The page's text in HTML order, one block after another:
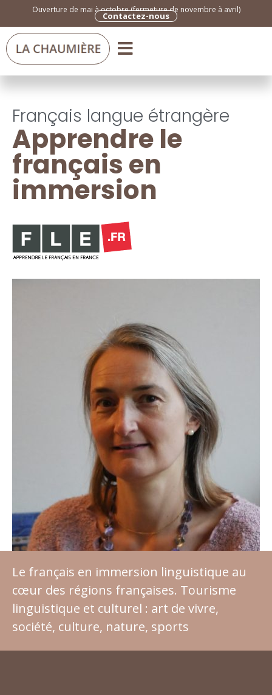
Ouverture de mai à octobre (fermeture de novembre à avril)
Contactez-nous
Français langue étrangère
Apprendre le
français en
immersion
Le français en immersion linguistique au
cœur des régions françaises. Tourisme
linguistique et culturel : art de vivre,
société, culture, nature, sports